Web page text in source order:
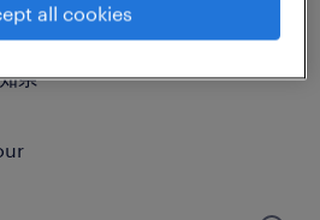
包、入出荷
県
all cookies